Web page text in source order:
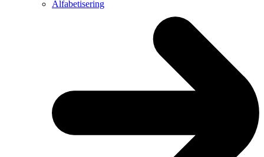
Alfabetisering